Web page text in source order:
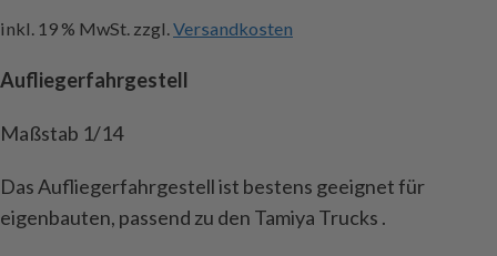
inkl. 19 % MwSt. zzgl.Versandkosten
Aufliegerfahrgestell
Maßstab 1/14
Das Aufliegerfahrgestell ist bestens geeignet für
eigenbauten, passend zu den Tamiya Trucks .